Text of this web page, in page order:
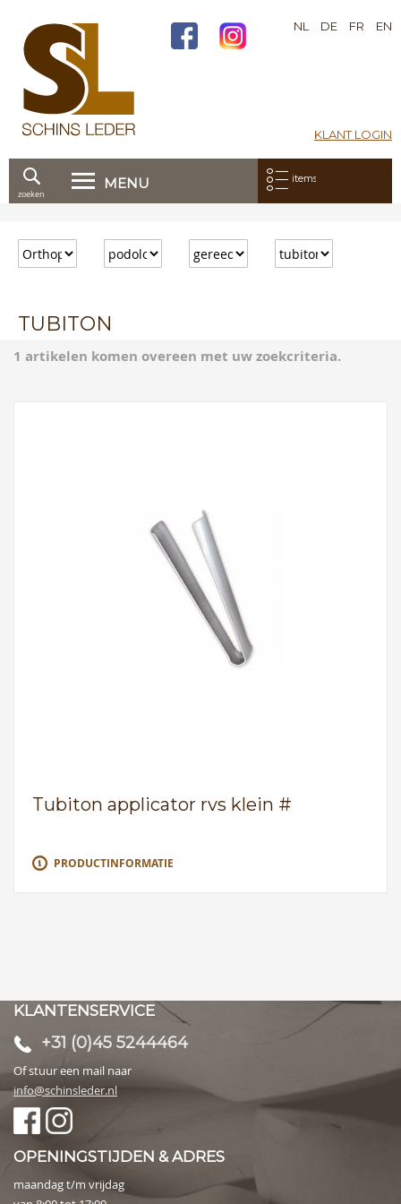
KLANT LOGIN
NL DE FR EN
MENU Mijn bestelling:
items
door
naar
zoeken
TUBITON
1 artikelen komen overeen met uw zoekcriteria.
Tubiton applicator rvs klein #
PRODUCTINFORMATIE
KLANTENSERVICE
+31 (0)45 5244464
Of stuur een mail naar
info@schinsleder.nl
OPENINGSTIJDEN & ADRES
maandag t/m vrijdag